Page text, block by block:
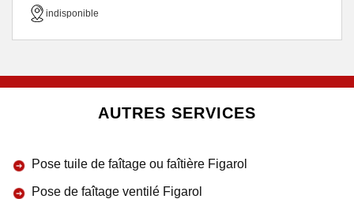
indisponible
AUTRES SERVICES
Pose tuile de faîtage ou faîtière Figarol
Pose de faîtage ventilé Figarol